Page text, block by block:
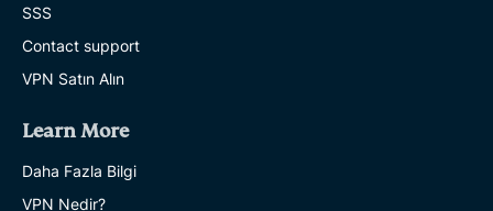
SSS
Contact support
VPN Satın Alın
Learn More
Daha Fazla Bilgi
VPN Nedir?